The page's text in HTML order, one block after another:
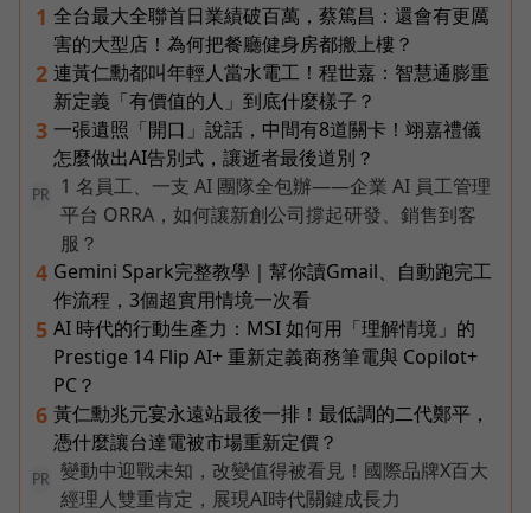
1 全台最大全聯首日業績破百萬，蔡篤昌：還會有更厲
害的大型店！為何把餐廳健身房都搬上樓？
2 連黃仁勳都叫年輕人當水電工！程世嘉：智慧通膨重
新定義「有價值的人」到底什麼樣子？
3 一張遺照「開口」說話，中間有8道關卡！翊嘉禮儀
怎麼做出AI告別式，讓逝者最後道別？
PR
1 名員工、一支 AI 團隊全包辦——企業 AI 員工管理
平台 ORRA，如何讓新創公司撐起研發、銷售到客
服？
4 Gemini Spark完整教學｜幫你讀Gmail、自動跑完工
作流程，3個超實用情境一次看
5 AI 時代的行動生產力：MSI 如何用「理解情境」的
Prestige 14 Flip AI+ 重新定義商務筆電與 Copilot+
PC？
6 黃仁勳兆元宴永遠站最後一排！最低調的二代鄭平，
憑什麼讓台達電被市場重新定價？
PR
變動中迎戰未知，改變值得被看見！國際品牌X百大
經理人雙重肯定，展現AI時代關鍵成長力